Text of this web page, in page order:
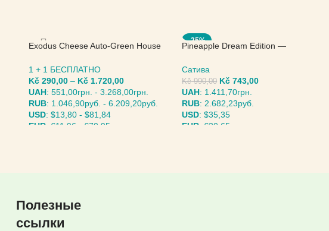
Exodus Cheese Auto-Green House
1 + 1 БЕСПЛАТНО
Kč 290,00 – Kč 1.720,00
UAH:551,00грн. -3.268,00грн.
RUB: 1.046,90руб. -6.209,20руб.
USD:$13,80 -$81,84
EUR €11,96 €70,95
-25%
Pineapple Dream Edition —
Сатива
Kč990,00 Kč 743,00
UAH: 1.411,70грн.
RUB: 2.682,23руб.
USD:$35,35
EUR €30,65
Полезные
ссылки